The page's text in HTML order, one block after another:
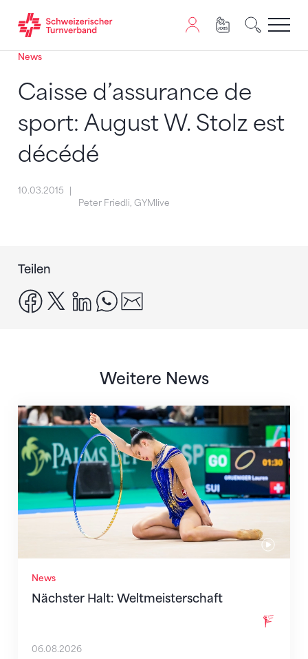
Zum Inhalt springen
Zur Sitemap navigieren
Zum Navigieren dieser Seite wird JavaScript benötigt.
News
Caisse d’assurance de
sport: August W. Stolz est
décédé
10.03.2015
Peter Friedli, GYMlive
Teilen
facebook
x linkedinwhatsapp
Weitere News
News
Nächster Halt: Weltmeisterschaft
Nächster Halt: Weltmeisterschaft
06.08.2026